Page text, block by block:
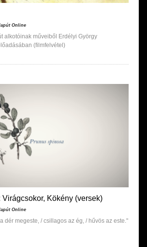
Online
alkotóinak műveiből Erdélyi György
(filmfelvétel)
Virágcsokor, Kökény (versek)
Online
dér megeste, / csillagos az ég, / hűvös az este."